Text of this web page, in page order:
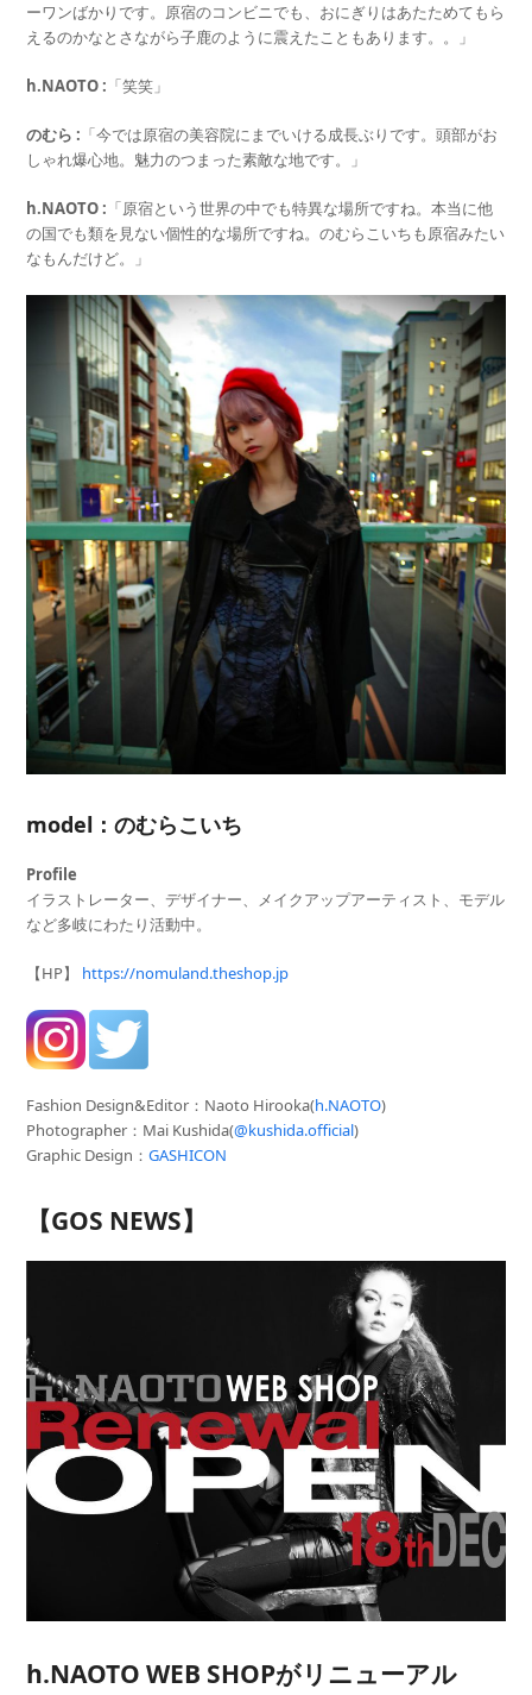
ーワンばかりです。原宿のコンビニでも、おにぎりはあたためてもら
えるのかなとさながら子鹿のように震えたこともあります。。」
h.NAOTO : 「笑笑」
のむら : 「今では原宿の美容院にまでいける成長ぶりです。頭部がお
しゃれ爆心地。魅力のつまった素敵な地です。」
h.NAOTO : 「原宿という世界の中でも特異な場所ですね。本当に他
の国でも類を見ない個性的な場所ですね。のむらこいちも原宿みたい
なもんだけど。」
model：のむらこいち
Profile
イラストレーター、デザイナー、メイクアップアーティスト、モデル
など多岐にわたり活動中。
【HP】 https://nomuland.theshop.jp
Fashion Design&Editor：Naoto Hirooka(h.NAOTO)
Photographer ：Mai Kushida(@kushida.official)
Graphic Design：GASHICON
【GOS NEWS】
h.NAOTO WEB SHOPがリニューアル